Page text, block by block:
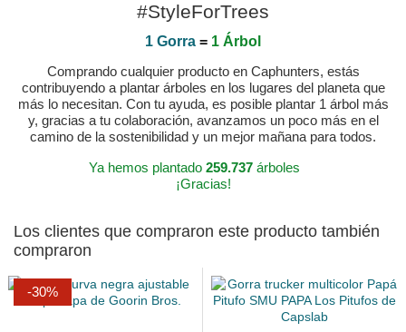
#StyleForTrees
1 Gorra = 1 Árbol
Comprando cualquier producto en Caphunters, estás
contribuyendo a plantar árboles en los lugares del planeta que
más lo necesitan. Con tu ayuda, es posible plantar 1 árbol más
y, gracias a tu colaboración, avanzamos un poco más en el
camino de la sostenibilidad y un mejor mañana para todos.
Ya hemos plantado 259.737 árboles
¡Gracias!
Los clientes que compraron este producto también
compraron
-30%